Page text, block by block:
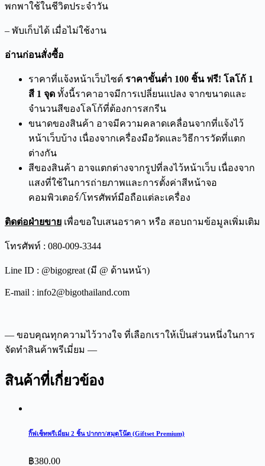
พกพาใช้ในชีวิตประจำวัน
– พับเก็บได้ เมื่อไม่ใช้งาน
อ่านก่อนสั่งซื้อ
ราคาที่แจ้งหน้าเว็บไซต์ ราคาขั้นต่ำ 100 ชิ้น ฟรี! โลโก้ 1
สี 1 จุด ทั้งนี้ราคาอาจมีการเปลี่ยนแปลง จากขนาดและ
จำนวนสีของโลโก้ที่ต้องการสกรีน
ขนาดของสินค้า อาจมีความคลาดเคลื่อนจากที่แจ้งไว้
หน้าเว็บบ้าง เนื่องจากเครื่องมือวัดและวิธีการวัดที่แตก
ต่างกัน
สีของสินค้า อาจแตกต่างจากรูปที่ลงไว้หน้าเว็บ เนื่องจาก
แสงที่ใช้ในการถ่ายภาพและการตั้งค่าสีหน้าจอ
คอมพิวเตอร์/โทรศัพท์มือถือแต่ละเครื่อง
ติดต่อฝ่ายขาย เพื่อขอใบเสนอราคา หรือ สอบถามข้อมูลเพิ่มเติม
โทรศัพท์ : 080-009-3344
Line ID : @bigogreat (มี @ ด้านหน้า)
E-mail : info2@bigothailand.com
— ขอบคุณทุกความไว้วางใจ ที่เลือกเราให้เป็นส่วนหนึ่งในการ
จัดทำสินค้าพรีเมี่ยม —
สินค้าที่เกี่ยวข้อง
กิ๊ฟเซ็ทพรีเมี่ยม 2 ชิ้น ปากกา/สมุดโน๊ต (Giftset Premium)
฿380.00